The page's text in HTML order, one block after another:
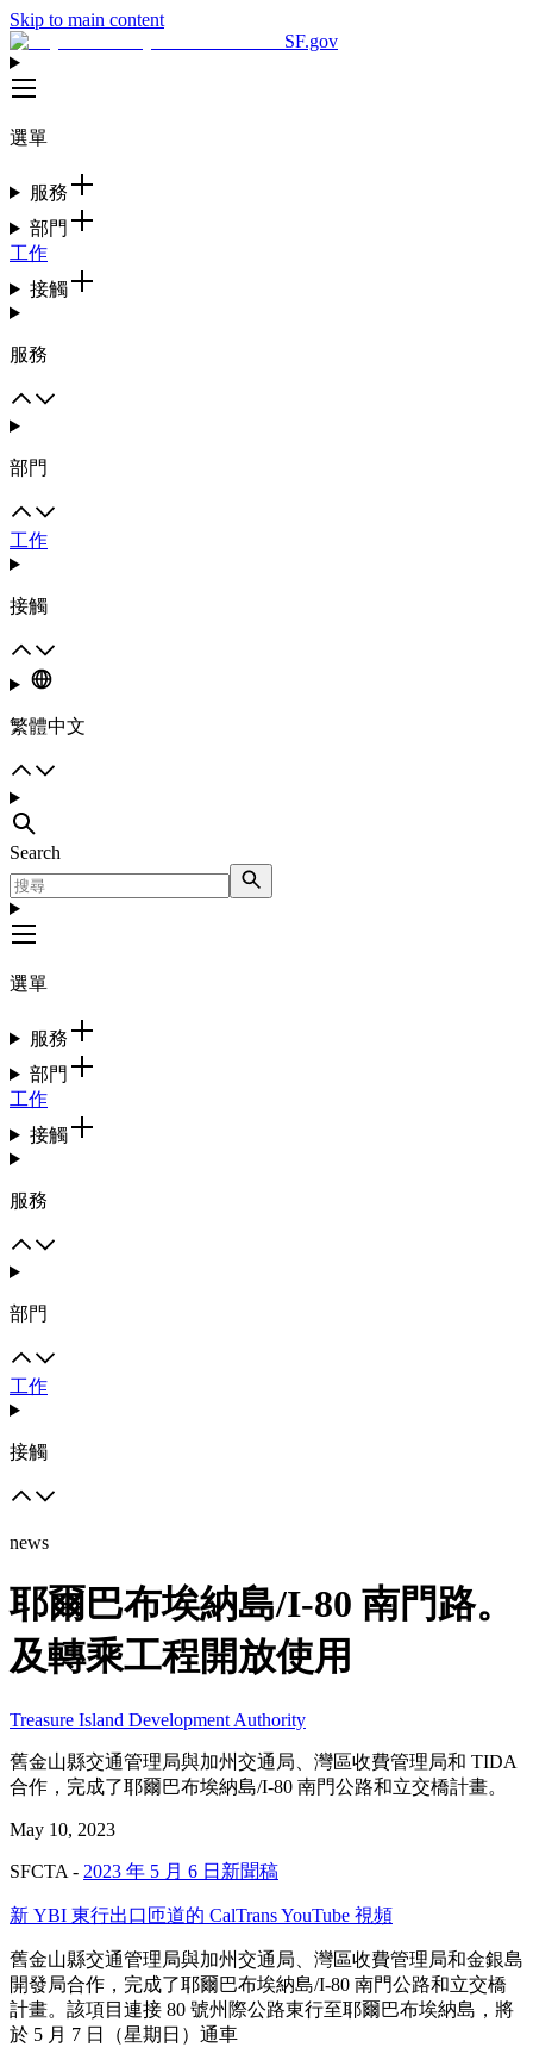
Skip to main content
SF.gov
選單
服務
部門
工作
接觸
服務
部門
工作
接觸
繁體中文
Search
選單
服務
部門
工作
接觸
服務
部門
工作
接觸
news
耶爾巴布埃納島/I-80 南門路。
及轉乘工程開放使用
Treasure Island Development Authority
舊金山縣交通管理局與加州交通局、灣區收費管理局和 TIDA
合作，完成了耶爾巴布埃納島/I-80 南門公路和立交橋計畫。
May 10, 2023
SFCTA - 2023 年 5 月 6 日新聞稿
新 YBI 東行出口匝道的 CalTrans YouTube 視頻
舊金山縣交通管理局與加州交通局、灣區收費管理局和金銀島
開發局合作，完成了耶爾巴布埃納島/I-80 南門公路和立交橋
計畫。該項目連接 80 號州際公路東行至耶爾巴布埃納島，將
於 5 月 7 日（星期日）通車